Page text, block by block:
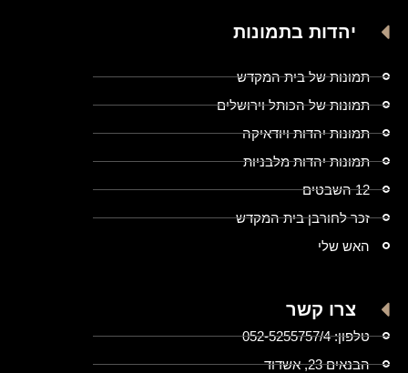
יהדות בתמונות
תמונות של בית המקדש
תמונות של הכותל וירושלים
תמונות יהדות ויודאיקה
תמונות יהדות מלבניות
12 השבטים
זכר לחורבן בית המקדש
האש שלי
צרו קשר
טלפון: 052-5255757/4
הבנאים 23, אשדוד